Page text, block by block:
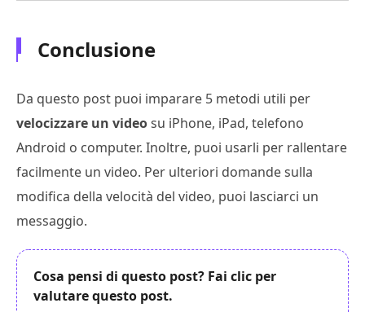
Conclusione
Da questo post puoi imparare 5 metodi utili per
velocizzare un videosu iPhone, iPad, telefono
Android o computer. Inoltre, puoi usarli per rallentare
facilmente un video. Per ulteriori domande sulla
modifica della velocità del video, puoi lasciarci un
messaggio.
Cosa pensi di questo post? Fai clic per
valutare questo post.